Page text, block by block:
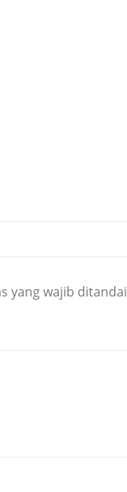
yang wajib ditandai